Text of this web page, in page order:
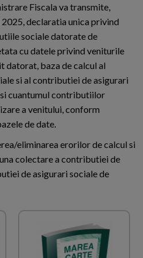
Fiscala va transmite,
declaratia unica privind
sociale datorate de
cu datele privind veniturile
datorat, baza de calcul al
si al contributiei de asigurari
cuantumul contributiilor
a venitului, conform
de date.
eliminarea erorilor de calcul si
colectare a contributiei de
de asigurari sociale de